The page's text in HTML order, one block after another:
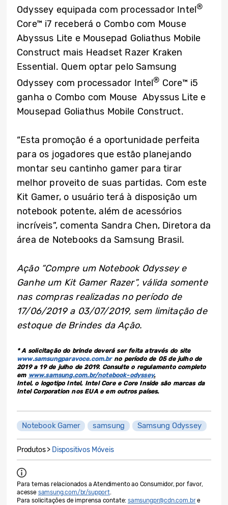
Odyssey equipada com processador Intel®
Core™ i7 receberá o Combo com Mouse
Abyssus Lite e Mousepad Goliathus Mobile
Construct mais Headset Razer Kraken
Essential. Quem optar pelo Samsung
Odyssey com processador Intel® Core™ i5
ganha o Combo com Mouse Abyssus Lite e
Mousepad Goliathus Mobile Construct.
“Esta promoção é a oportunidade perfeita
para os jogadores que estão planejando
montar seu cantinho gamer para tirar
melhor proveito de suas partidas. Com este
Kit Gamer, o usuário terá à disposição um
notebook potente, além de acessórios
incríveis”, comenta Sandra Chen, Diretora da
área de Notebooks da Samsung Brasil.
Ação “Compre um Notebook Odyssey e
Ganhe um Kit Gamer Razer”, válida somente
nas compras realizadas no período de
17/06/2019 a 03/07/2019, sem limitação de
estoque de Brindes da Ação.
* A solicitação do brinde deverá ser feita através do site
www.samsungparavoce.com.brno período de 05 de julho de
2019 a 19 de julho de 2019. Consulte o regulamento completo
em www.samsung.com.br/notebook-odyssey.
Intel, o logotipo Intel, Intel Core e Core Inside são marcas da
Intel Corporation nos EUA e em outros países.
Notebook Gamer samsung Samsung Odyssey
Produtos > Dispositivos Móveis
Para temas relacionados a Atendimento ao Consumidor, por favor,
acesse samsung.com/br/support.
Para solicitações de imprensa contate: samsungpr@cdn.com.bre